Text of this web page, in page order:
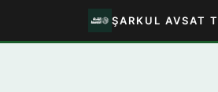
ŞARKUL AVSAT